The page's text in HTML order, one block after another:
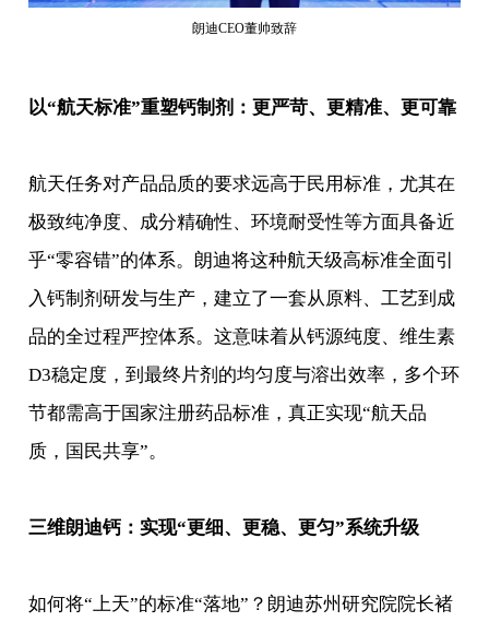
朗迪CEO董帅致辞
以“航天标准”重塑钙制剂：更严苛、更精准、更可靠
航天任务对产品品质的要求远高于民用标准，尤其在
极致纯净度、成分精确性、环境耐受性等方面具备近
乎“零容错”的体系。朗迪将这种航天级高标准全面引
入钙制剂研发与生产，建立了一套从原料、工艺到成
品的全过程严控体系。这意味着从钙源纯度、维生素
D3稳定度，到最终片剂的均匀度与溶出效率，多个环
节都需高于国家注册药品标准，真正实现“航天品
质，国民共享”。
三维朗迪钙：实现“更细、更稳、更匀”系统升级
如何将“上天”的标准“落地”？朗迪苏州研究院院长褚